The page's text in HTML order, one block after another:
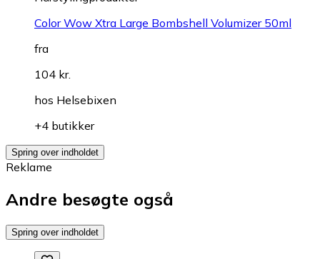
Color Wow Xtra Large Bombshell Volumizer 50ml
fra
104 kr.
hos Helsebixen
+4 butikker
Spring over indholdet
Reklame
Andre besøgte også
Spring over indholdet